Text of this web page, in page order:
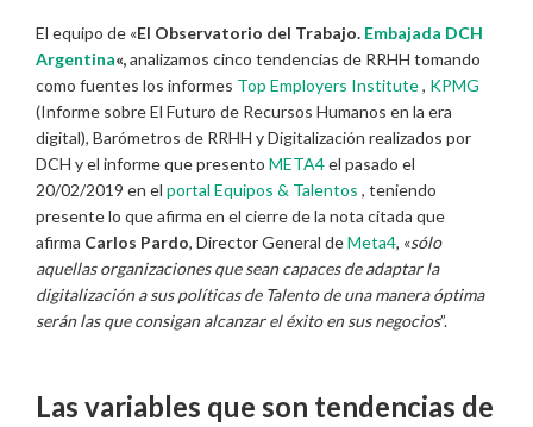
El equipo de «El Observatorio del Trabajo. Embajada DCH
Argentina«,analizamos cinco tendencias de RRHH tomando
como fuentes los informes Top Employers Institute, KPMG
(Informe sobre El Futuro de Recursos Humanos en la era
digital), Barómetros de RRHH y Digitalización realizados por
DCH y el informe que presento META4el pasado el
20/02/2019 en el portal Equipos & Talentos , teniendo
presente lo que afirma en el cierre de la nota citada que
afirma Carlos Pardo, Director General deMeta4, «sólo
aquellas organizaciones que sean capaces de adaptar la
digitalización a sus políticas de Talento de una manera óptima
serán las que consigan alcanzar el éxito en sus negocios”.
Las variables que son tendencias de